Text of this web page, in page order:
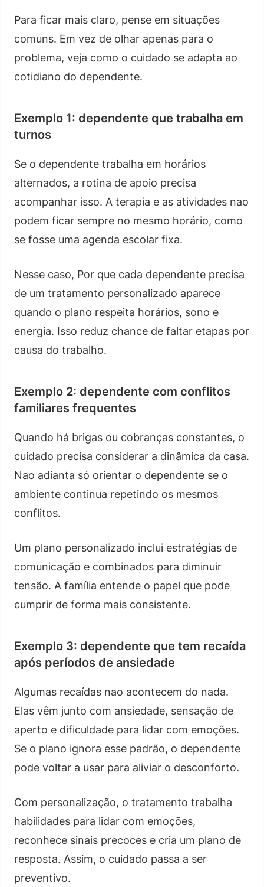
Para ficar mais claro, pense em situações
comuns. Em vez de olhar apenas para o
problema, veja como o cuidado se adapta ao
cotidiano do dependente.
Exemplo 1: dependente que trabalha em
turnos
Se o dependente trabalha em horários
alternados, a rotina de apoio precisa
acompanhar isso. A terapia e as atividades nao
podem ficar sempre no mesmo horário, como
se fosse uma agenda escolar fixa.
Nesse caso, Por que cada dependente precisa
de um tratamento personalizado aparece
quando o plano respeita horários, sono e
energia. Isso reduz chance de faltar etapas por
causa do trabalho.
Exemplo 2: dependente com conflitos
familiares frequentes
Quando há brigas ou cobranças constantes, o
cuidado precisa considerar a dinâmica da casa.
Nao adianta só orientar o dependente se o
ambiente continua repetindo os mesmos
conflitos.
Um plano personalizado inclui estratégias de
comunicação e combinados para diminuir
tensão. A família entende o papel que pode
cumprir de forma mais consistente.
Exemplo 3: dependente que tem recaída
após períodos de ansiedade
Algumas recaídas nao acontecem do nada.
Elas vêm junto com ansiedade, sensação de
aperto e dificuldade para lidar com emoções.
Se o plano ignora esse padrão, o dependente
pode voltar a usar para aliviar o desconforto.
Com personalização, o tratamento trabalha
habilidades para lidar com emoções,
reconhece sinais precoces e cria um plano de
resposta. Assim, o cuidado passa a ser
preventivo.